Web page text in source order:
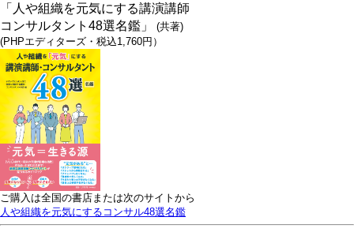
「人や組織を元気にする講演講師
コンサルタント48選名鑑」 (共著)
(PHPエディターズ・税込1,760円）
ご購入は全国の書店または次のサイトから
人や組織を元気にするコンサル48選名鑑